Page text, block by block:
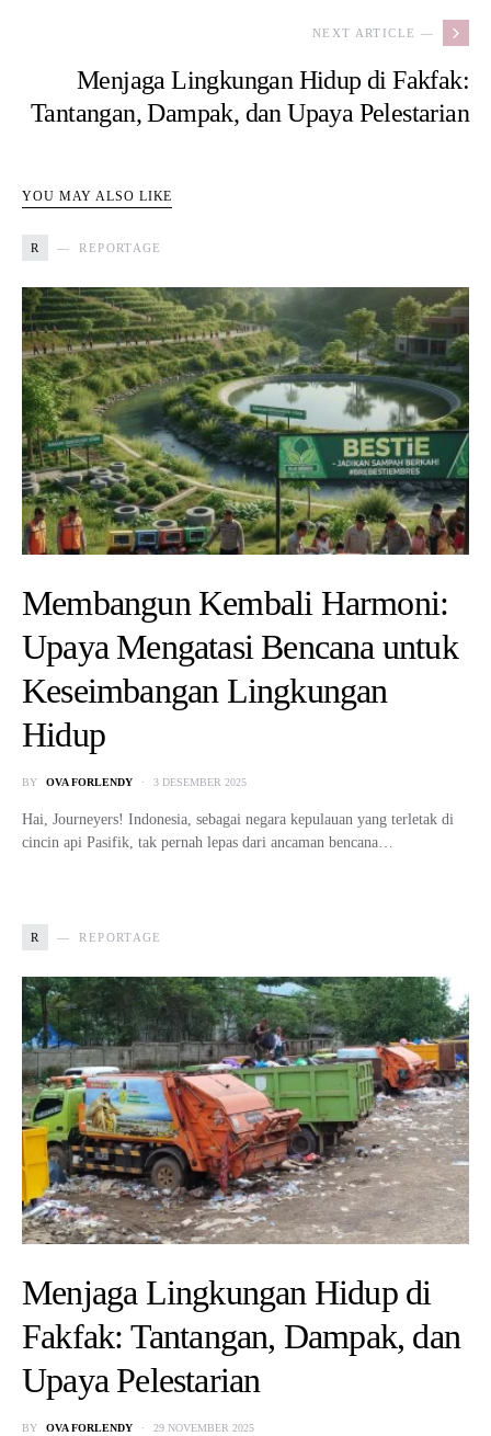
NEXT ARTICLE —
Menjaga Lingkungan Hidup di Fakfak:
Tantangan, Dampak, dan Upaya Pelestarian
YOU MAY ALSO LIKE
R REPORTAGE
Membangun Kembali Harmoni:
Upaya Mengatasi Bencana untuk
Keseimbangan Lingkungan
Hidup
BY OVA FORLENDY 3 DESEMBER 2025
Hai, Journeyers! Indonesia, sebagai negara kepulauan yang terletak di
cincin api Pasifik, tak pernah lepas dari ancaman bencana…
R REPORTAGE
Menjaga Lingkungan Hidup di
Fakfak: Tantangan, Dampak, dan
Upaya Pelestarian
BY OVA FORLENDY 29 NOVEMBER 2025